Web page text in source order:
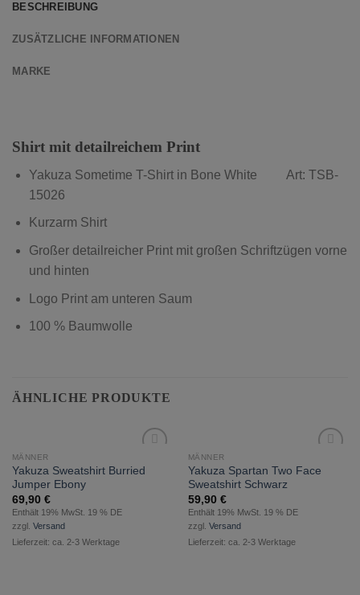
BESCHREIBUNG
ZUSÄTZLICHE INFORMATIONEN
MARKE
Shirt mit detailreichem Print
Yakuza Sometime T-Shirt in Bone White Art: TSB-
15026
Kurzarm Shirt
Großer detailreicher Print mit großen Schriftzügen vorne
und hinten
Logo Print am unteren Saum
100 % Baumwolle
ÄHNLICHE PRODUKTE
zur
Wunschliste
MÄNNER
Yakuza Sweatshirt Burried
Jumper Ebony
69,90 €
Enthält 19% MwSt. 19 % DE
zzgl. Versand
Lieferzeit: ca. 2-3 Werktage
Wunschliste
MÄNNER
Yakuza Spartan Two Face
Sweatshirt Schwarz
59,90 €
Enthält 19% MwSt. 19 % DE
zzgl. Versand
Lieferzeit: ca. 2-3 Werktage